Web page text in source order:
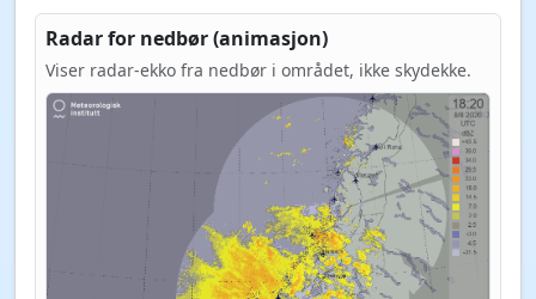
Radar for nedbør (animasjon)
Viser radar-ekko fra nedbør i området, ikke skydekke.